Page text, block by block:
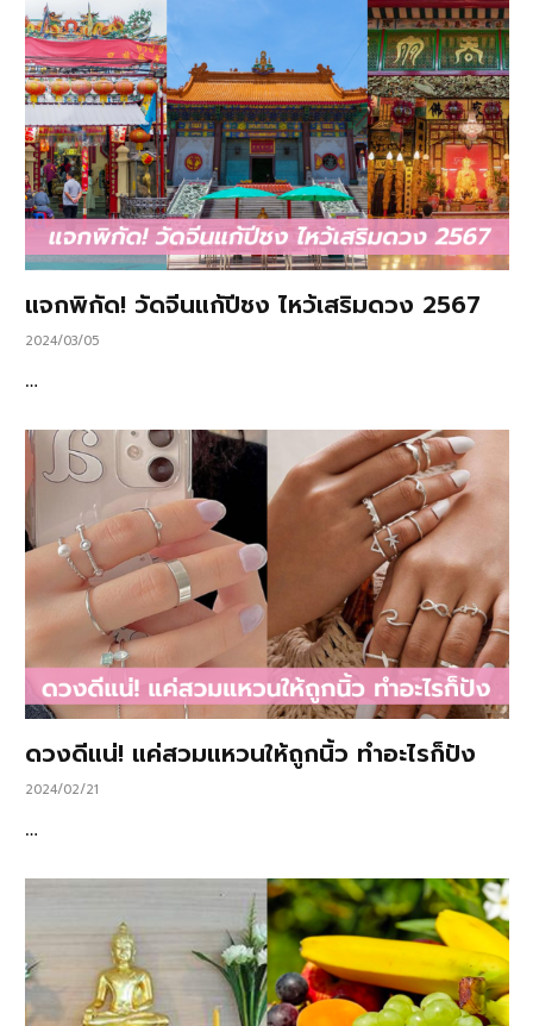
แจกพิกัด! วัดจีนแก้ปีชง ไหว้เสริมดวง 2567
2024/03/05
…
ดวงดีแน่! แค่สวมแหวนให้ถูกนิ้ว ทำอะไรก็ปัง
2024/02/21
…